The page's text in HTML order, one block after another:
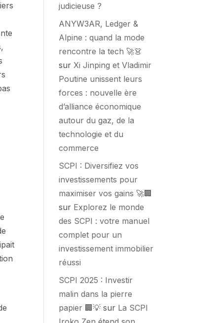
judicieuse ?
ANYW3AR, Ledger &
Alpine : quand la mode
rencontre la tech 🚀👗
surXi Jinping et Vladimir
Poutine unissent leurs
forces : nouvelle ère
d’alliance économique
autour du gaz, de la
technologie et du
commerce
SCPI : Diversifiez vos
investissements pour
maximiser vos gains 🚀🏢
sur Explorez le monde
des SCPI : votre manuel
complet pour un
investissement immobilier
réussi
SCPI 2025 : Investir
malin dans la pierre
papier 🏢💡 sur La SCPI